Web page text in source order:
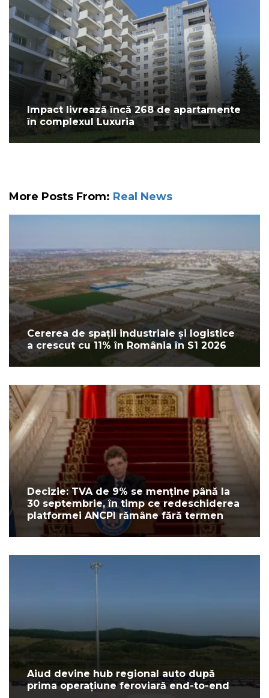
Impact livrează încă 268 de apartamente
în complexul Luxuria
More Posts From: Real News
Cererea de spații industriale și logistice
a crescut cu 11% în România în S1 2026
Decizie: TVA de 9% se menține până la
30 septembrie, în timp ce redeschiderea
platformei ANCPI rămâne fără termen
Aiud devine hub regional auto după
prima operațiune feroviară end-to-end